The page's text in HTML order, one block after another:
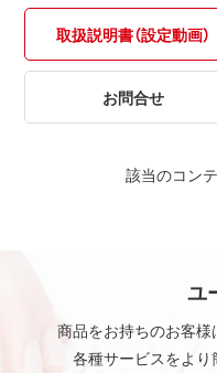
取扱説明書（設定動画）
お問合せ
該当のコン
ユ
商品をお持ちのお客様
各種サービスをより